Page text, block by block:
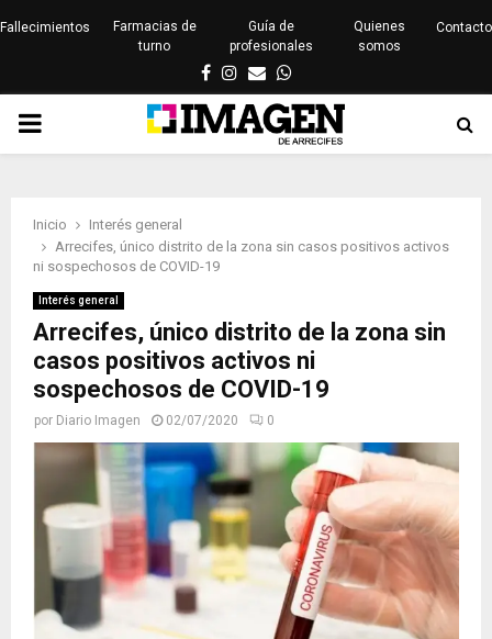
Fallecimientos
Farmacias de
turno
Guía de
profesionales
Quienes
somos
Contacto
Facebook
Instagram
EmailWhatsapp
PRIMARY
Inicio
Interés general
Arrecifes, único distrito de la zona sin casos positivos activos
ni sospechosos de COVID-19
Interés general
Arrecifes, único distrito de la zona sin
casos positivos activos ni
sospechosos de COVID-19
por Diario Imagen 02/07/2020 0